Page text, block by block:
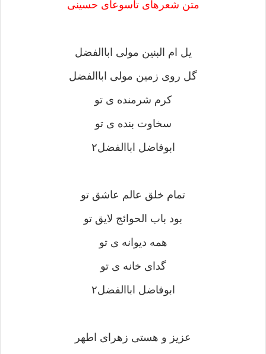
متن شعرهای تاسوعای حسینی
یل ام البنین مولی اباالفضل
گل روی زمین مولی اباالفضل
کرم شرمنده ی تو
سخاوت بنده ی تو
ابوفاضل اباالفضل۲
تمام خلق عالم عاشق تو
بود باب الحوائج لایق تو
همه دیوانه ی تو
گدای خانه ی تو
ابوفاضل اباالفضل۲
عزیز و هستی زهرای اطهر